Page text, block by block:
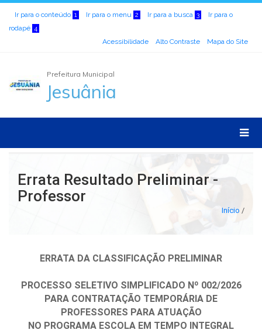
Ir para o conteúdo 1 Ir para o menu 2 Ir para a busca 3
Ir para o
rodapé 4
Acessibilidade Alto Contraste Mapa do Site
Prefeitura Municipal
Jesuânia
Errata Resultado Preliminar -
Professor
Início /
ERRATA DA CLASSIFICAÇÃO PRELIMINAR
PROCESSO SELETIVO SIMPLIFICADO Nº 002/2026
PARA CONTRATAÇÃO TEMPORÁRIA DE
PROFESSORES PARA ATUAÇÃO
NO PROGRAMA ESCOLA EM TEMPO INTEGRAL